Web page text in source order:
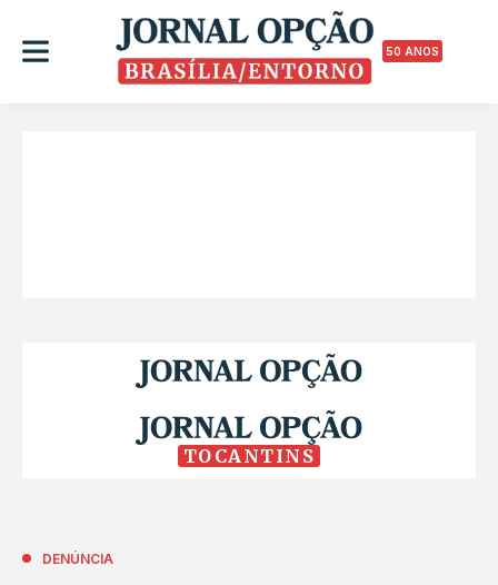
50 ANOS
TOCANTINS
DENÚNCIA